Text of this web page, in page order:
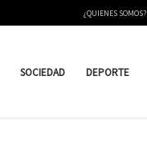
¿QUIENES SOMOS?
SOCIEDAD DEPORTE